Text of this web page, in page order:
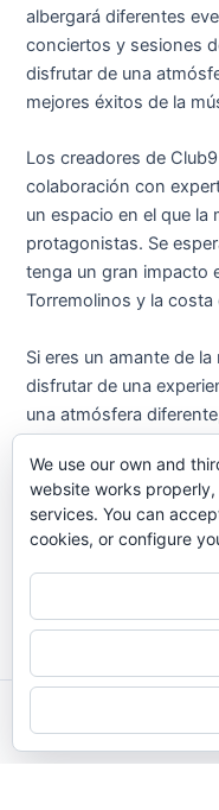
albergará diferentes
conciertos y sesiones
disfrutar de una
mejores éxitos de la
Los creadores de
colaboración con
un espacio en el que la
protagonistas. Se
tenga un gran impacto
Torremolinos y la costa
Si eres un amante de
disfrutar de una
una atmósfera
de apertura y todos
eventos. ¡No te lo
PostPrevious Post
We use our own and
website works
services. You can
cookies, or configure